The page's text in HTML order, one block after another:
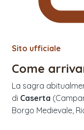
Sito ufficiale
Come
La sagra
di Caserta (
Borgo Medievale,